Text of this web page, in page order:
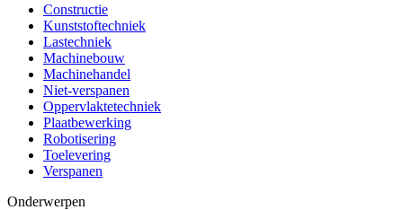
Constructie
Kunststoftechniek
Lastechniek
Machinebouw
Machinehandel
Niet-verspanen
Oppervlaktetechniek
Plaatbewerking
Robotisering
Toelevering
Verspanen
Onderwerpen